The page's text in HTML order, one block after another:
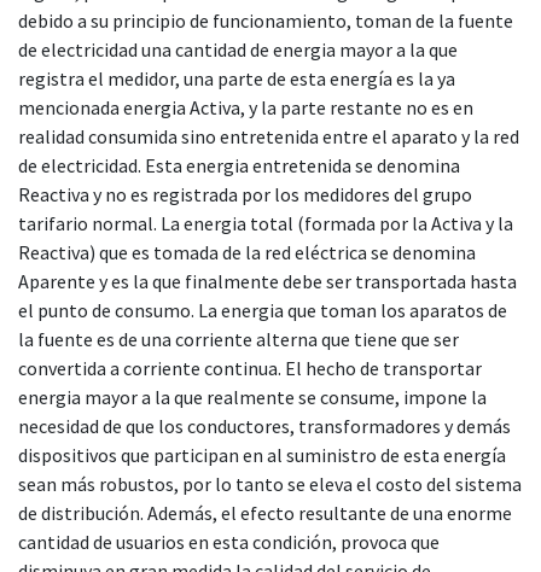
debido a su principio de funcionamiento, toman de la fuente
de electricidad una cantidad de energia mayor a la que
registra el medidor, una parte de esta energía es la ya
mencionada energia Activa, y la parte restante no es en
realidad consumida sino entretenida entre el aparato y la red
de electricidad. Esta energia entretenida se denomina
Reactiva y no es registrada por los medidores del grupo
tarifario normal. La energia total (formada por la Activa y la
Reactiva) que es tomada de la red eléctrica se denomina
Aparente y es la que finalmente debe ser transportada hasta
el punto de consumo. La energia que toman los aparatos de
la fuente es de una corriente alterna que tiene que ser
convertida a corriente continua. El hecho de transportar
energia mayor a la que realmente se consume, impone la
necesidad de que los conductores, transformadores y demás
dispositivos que participan en al suministro de esta energía
sean más robustos, por lo tanto se eleva el costo del sistema
de distribución. Además, el efecto resultante de una enorme
cantidad de usuarios en esta condición, provoca que